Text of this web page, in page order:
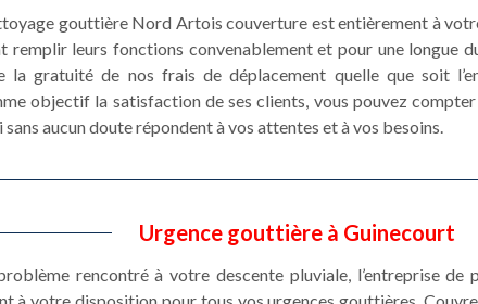
gouttière Nord Artois couverture est entièrement à
remplir leurs fonctions convenablement et pour une longue
la gratuité de nos frais de déplacement quelle que soit
objectif la satisfaction de ses clients, vous pouvez
aucun doute répondent à vos attentes et à vos besoins.
Urgence gouttière à Guinecourt
rencontré à votre descente pluviale, l’entreprise